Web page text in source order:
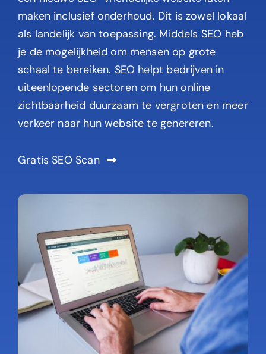
makeninclusief onderhoud. Dit is zowel lokaal
als landelijk van toepassing. Middels SEO heb
je de mogelijkheid om mensen op grote
schaal te bereiken. SEO helpt bedrijven in
uiteenlopende sectoren om hun online
zichtbaarheid duurzaam te vergroten en meer
verkeer naar hun website te genereren.
Gratis SEO Scan